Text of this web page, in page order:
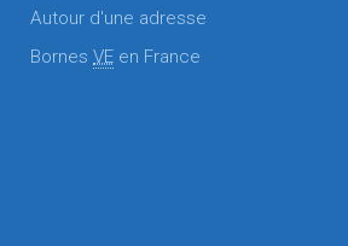
Autour d'une adresse
Bornes VE en France